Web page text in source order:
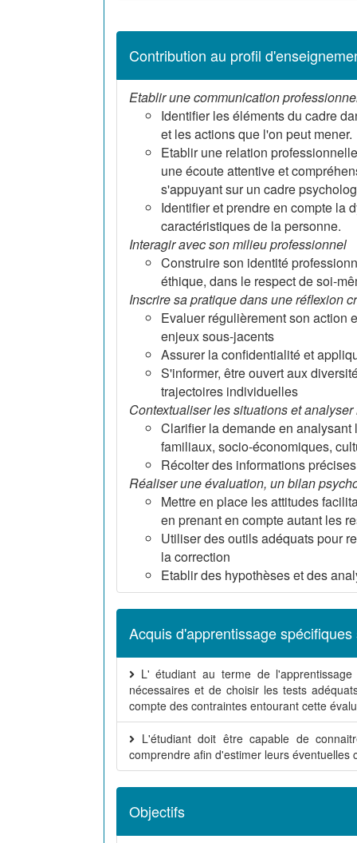
Contribution au profil
Etablir une communication
Identifier les éléments du cadre
et les actions que l'on peut mener.
Etablir une relation
une écoute attentive et
s'appuyant sur un cadre
Identifier et prendre en compte la
caractéristiques de la personne.
Interagir avec son milieu professionnel
Construire son identité
éthique, dans le respect de soi-
Inscrire sa pratique dans une réflexion
Evaluer régulièrement son action
enjeux sous-jacents
Assurer la confidentialité et
S'informer, être ouvert aux
trajectoires individuelles
Contextualiser les situations et
Clarifier la demande en
familiaux, socio-économiques,
Récolter des informations
Réaliser une évaluation, un bilan
Mettre en place les attitudes
en prenant en compte autant les
Utiliser des outils adéquats pour
la correction
Etablir des hypothèses et des
Acquis d'apprentissage
L' étudiant au terme de
nécessaires et de choisir les tests
compte des contraintes entourant cette
L'étudiant doit être capable de
comprendre afin d'estimer leurs éventuelles
Objectifs